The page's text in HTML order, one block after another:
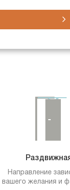
Направление
вашего желания и